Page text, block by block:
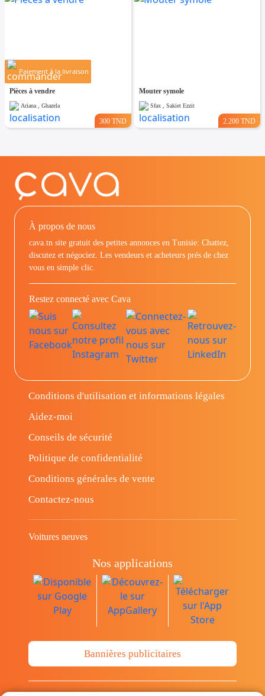
Paiement à la livraison
Pièces à vendre
Ariana , Ghazela
300 TND
Mouter symole
Sfax , Sakiet Ezzit
2.200 TND
À propos de nous
cava.tn site gratuit des petites annonces en Tunisie: Chattez,
discutez et négociez. Les vendeurs et acheteurs prés de chez
vous en simple clic.
Restez connecté avec Cava
Conditions d'utilisation et informations légales
Aidez-moi
Conseils de sécurité
Politique de confidentialité
Conditions générales de vente
Contactez-nous
Voitures neuves
Nos applications
Bannières publicitaires